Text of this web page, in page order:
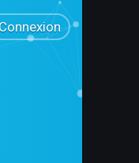
Connexion